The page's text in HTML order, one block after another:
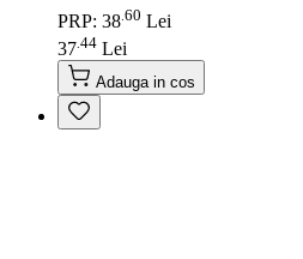
PRP: 38.60 Lei
37 44 Lei
Adauga in cos